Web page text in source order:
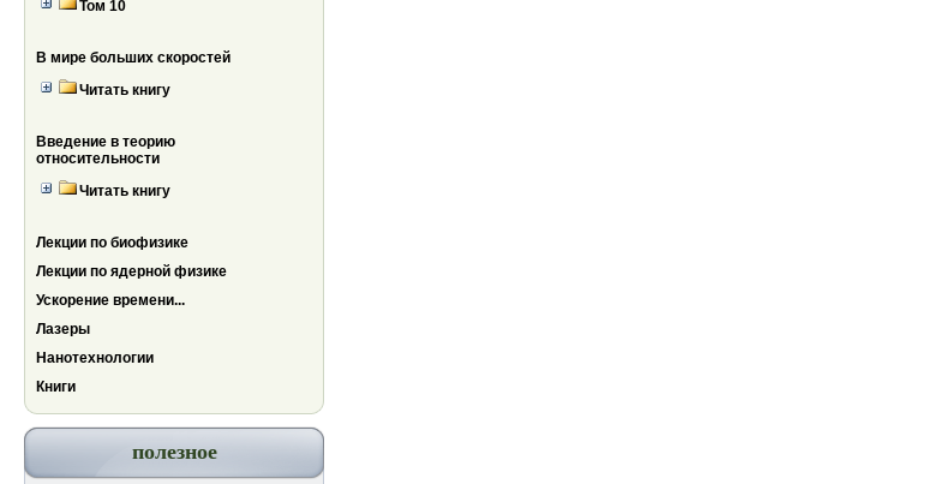
Том 10
В мире больших скоростей
Читать книгу
Введение в теорию
относительности
Читать книгу
Лекции по биофизике
Лекции по ядерной физике
Ускорение времени...
Лазеры
Нанотехнологии
Книги
полезное